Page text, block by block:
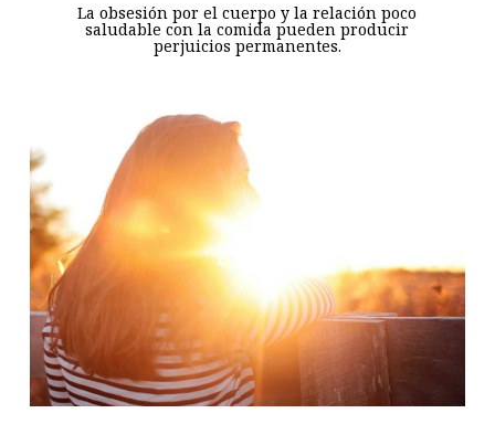
La obsesión por el cuerpo y la relación poco
saludable con la comida pueden producir
perjuicios permanentes.